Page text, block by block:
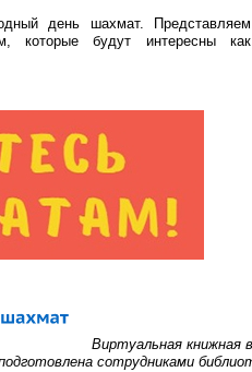
день шахмат.
которые будут интересны
Виртуальная книжная
сотрудниками